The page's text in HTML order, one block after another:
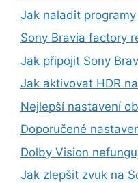
Jak naladit
Sony Bravia factory
Jak připojit Sony
Jak aktivovat HDR
Nejlepší nastavení
Doporučené
Dolby Vision
Jak zlepšit zvuk na